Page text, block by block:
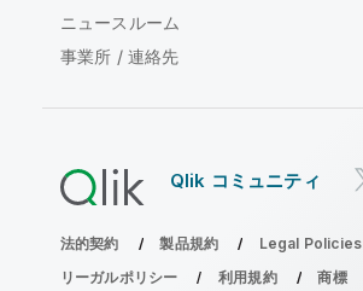
ニュースルーム
事業所 / 連絡先
Qlik コミュニティ
法的契約 製品規約
Legal Policies
リーガルポリシー
利用規約 商標